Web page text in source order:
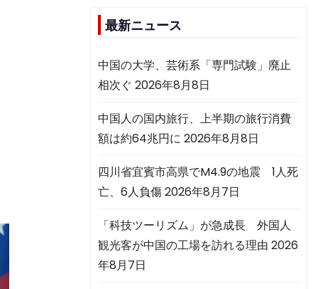
最新ニュース
中国の大学、芸術系「専門試験」廃止
相次ぐ 2026年8月8日
中国人の国内旅行、上半期の旅行消費
額は約64兆円に 2026年8月8日
四川省宜賓市高県でM4.9の地震 1人死
亡、6人負傷2026年8月7日
「科技ツーリズム」が急成長 外国人
観光客が中国の工場を訪れる理由 2026
年8月7日